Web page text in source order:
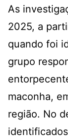
As
2025, a
quando foi
grupo
maconha,
região. No